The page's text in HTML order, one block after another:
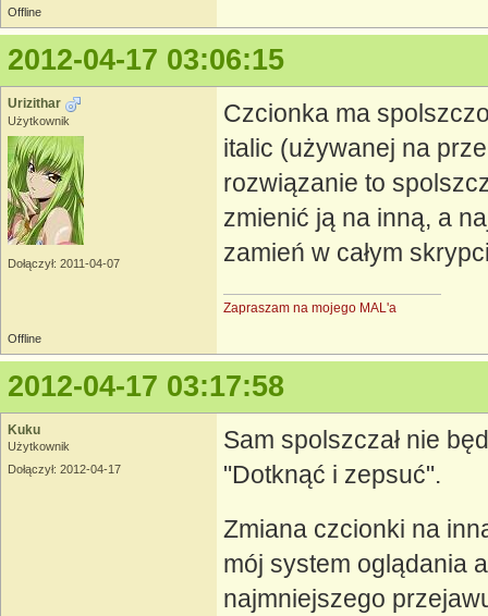
Offline
2012-04-17 03:06:15
Urizithar
Użytkownik
Dołączył: 2011-04-07
Czcionka ma
italic (używanej na
rozwiązanie to
zmienić ją na inną, a
zamień w całym
Zapraszam na mojego MAL'a
Offline
2012-04-17 03:17:58
Kuku
Użytkownik
Dołączył: 2012-04-17
Sam spolszczał nie
"Dotknąć i zepsuć".
Zmiana czcionki na
mój system oglądania
najmniejszego